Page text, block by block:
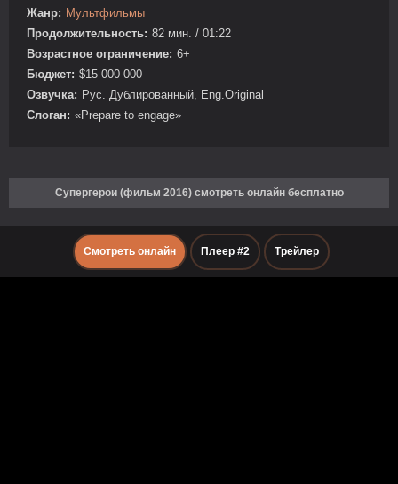
Жанр: Мультфильмы
Продолжительность: 82 мин. / 01:22
Возрастное ограничение: 6+
Бюджет: $15 000 000
Озвучка: Рус. Дублированный, Eng.Original
Слоган: «Prepare to engage»
Супергерои (фильм 2016) смотреть онлайн бесплатно
Смотреть онлайн Плеер #2 Трейлер